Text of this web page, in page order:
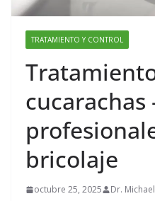
TRATAMIENTO Y CONTROL
cucarachas
bricolaje
octubre 25, 2025 Dr.